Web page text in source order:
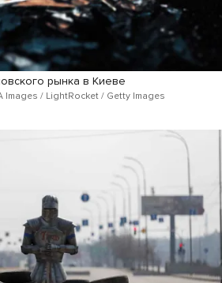
рынка в Киеве
Images / LightRocket / Getty Images